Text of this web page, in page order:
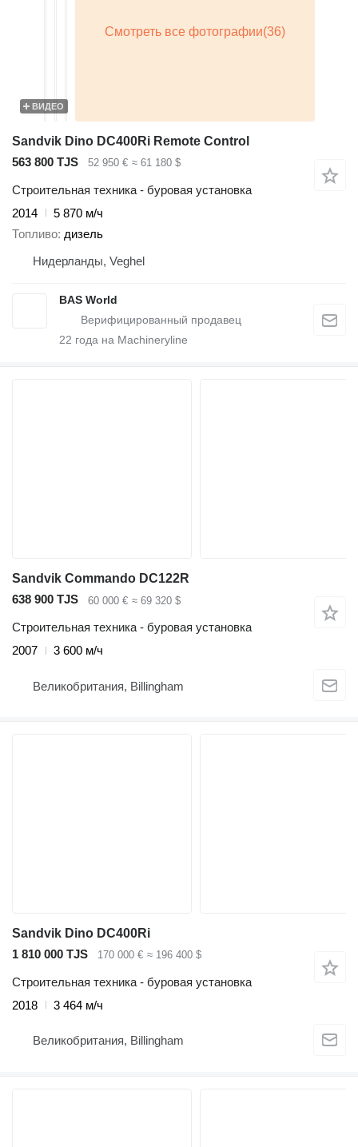
ВИДЕО
Sandvik Dino DC400Ri Remote Control
563 800 TJS
52 950 € ≈ 61 180 $
Строительная техника - буровая установка
2014
5 870 м/ч
Топливо дизель
Нидерланды, Veghel
BAS World
22 года на Machineryline
Sandvik Commando DC122R
638 900 TJS
60 000 € ≈ 69 320 $
Строительная техника - буровая установка
2007
3 600 м/ч
Великобритания, Billingham
Sandvik Dino DC400Ri
1 810 000 TJS
170 000 € ≈ 196 400 $
Строительная техника - буровая установка
2018
3 464 м/ч
Великобритания, Billingham